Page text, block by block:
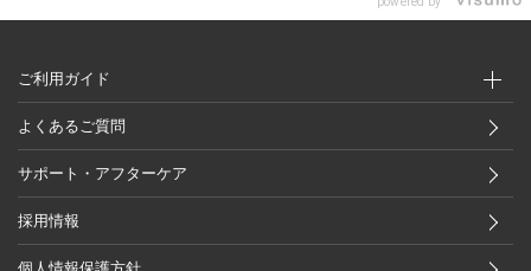
ご利用ガイド
よくあるご質問
サポート・アフターケア
採用情報